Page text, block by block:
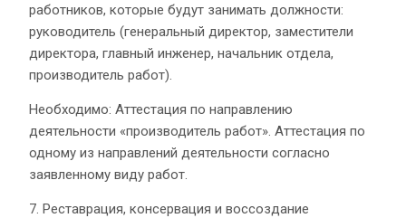
работников, которые будут занимать должности:
руководитель (генеральный директор, заместители
директора, главный инженер, начальник отдела,
производитель работ).
Необходимо: Аттестация по направлению
деятельности «производитель работ». Аттестация по
одному из направлений деятельности согласно
заявленному виду работ.
7. Реставрация, консервация и воссоздание